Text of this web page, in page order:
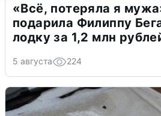
«Всё, потеряла я
подарила Филиппу
лодку за 1,2 млн
5 августа 224